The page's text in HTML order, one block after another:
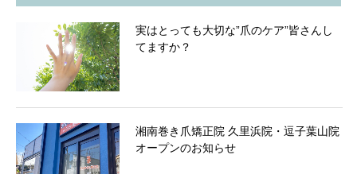
実はとっても大切な”爪のケア”皆さんし
てますか？
湘南巻き爪矯正院 久里浜院・逗子葉山院
オープンのお知らせ